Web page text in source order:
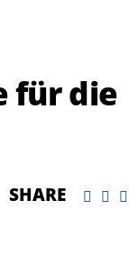
für die
SHARE